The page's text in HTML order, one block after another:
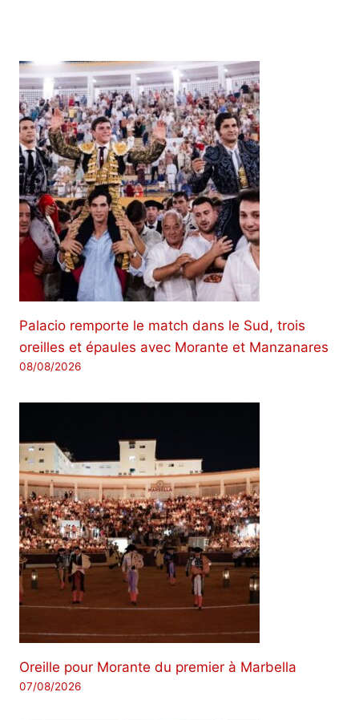
Palacio remporte le match dans le Sud, trois
oreilles et épaules avec Morante et Manzanares
08/08/2026
Oreille pour Morante du premier à Marbella
07/08/2026